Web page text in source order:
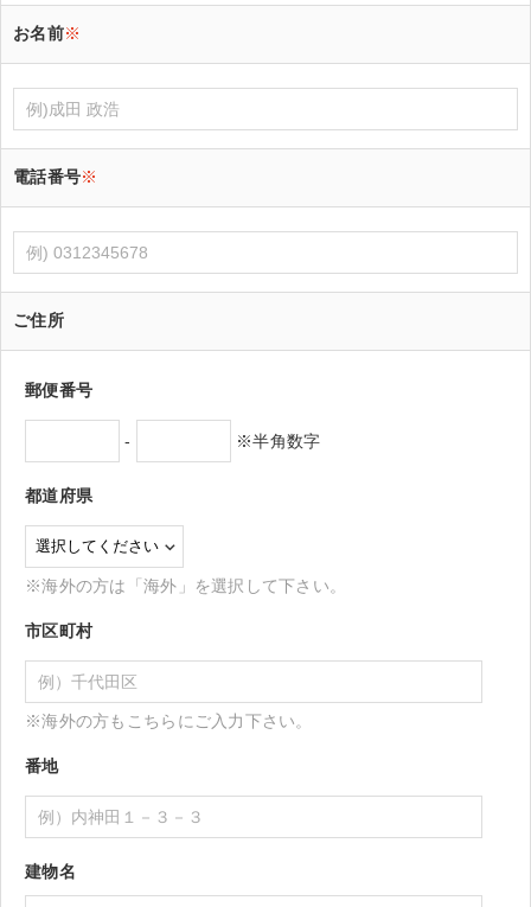
お名前※
電話番号※
ご住所
郵便番号
- ※半角数字
都道府県
※海外の方は「海外」を選択して下さい。
市区町村
※海外の方もこちらにご入力下さい。
番地
建物名